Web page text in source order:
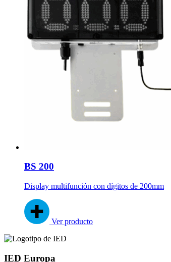
BS 200
Display multifunción con dígitos de 200mm
Ver producto
IED Europa